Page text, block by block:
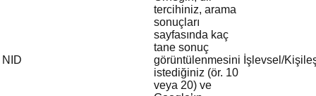
NID
tercihiniz, arama
sonuçları
sayfasında kaç
tane sonuç
görüntülenmesini
istediğiniz (ör. 10
veya 20) ve
İşlevsel/